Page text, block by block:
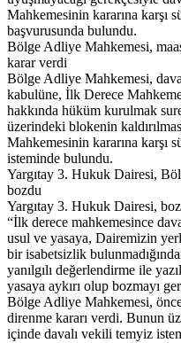
Mahkemesinin kararına karşı
başvurusunda bulundu.
Bölge Adliye Mahkemesi,
karar verdi
Bölge Adliye Mahkemesi,
kabulüne, İlk Derece
hakkında hüküm kurulmak
üzerindeki blokenin
Mahkemesinin kararına karşı
isteminde bulundu.
Yargıtay 3. Hukuk Dairesi,
bozdu
Yargıtay 3. Hukuk Dairesi,
“İlk derece mahkemesince
usul ve yasaya, Dairemizin
bir isabetsizlik
yanılgılı değerlendirme ile
yasaya aykırı olup bozmayı
Bölge Adliye Mahkemesi,
direnme kararı verdi. Bunun
içinde davalı vekili temyiz